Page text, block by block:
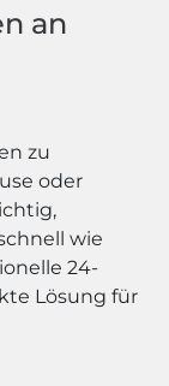
an
zu
oder
wie
24-
Lösung für